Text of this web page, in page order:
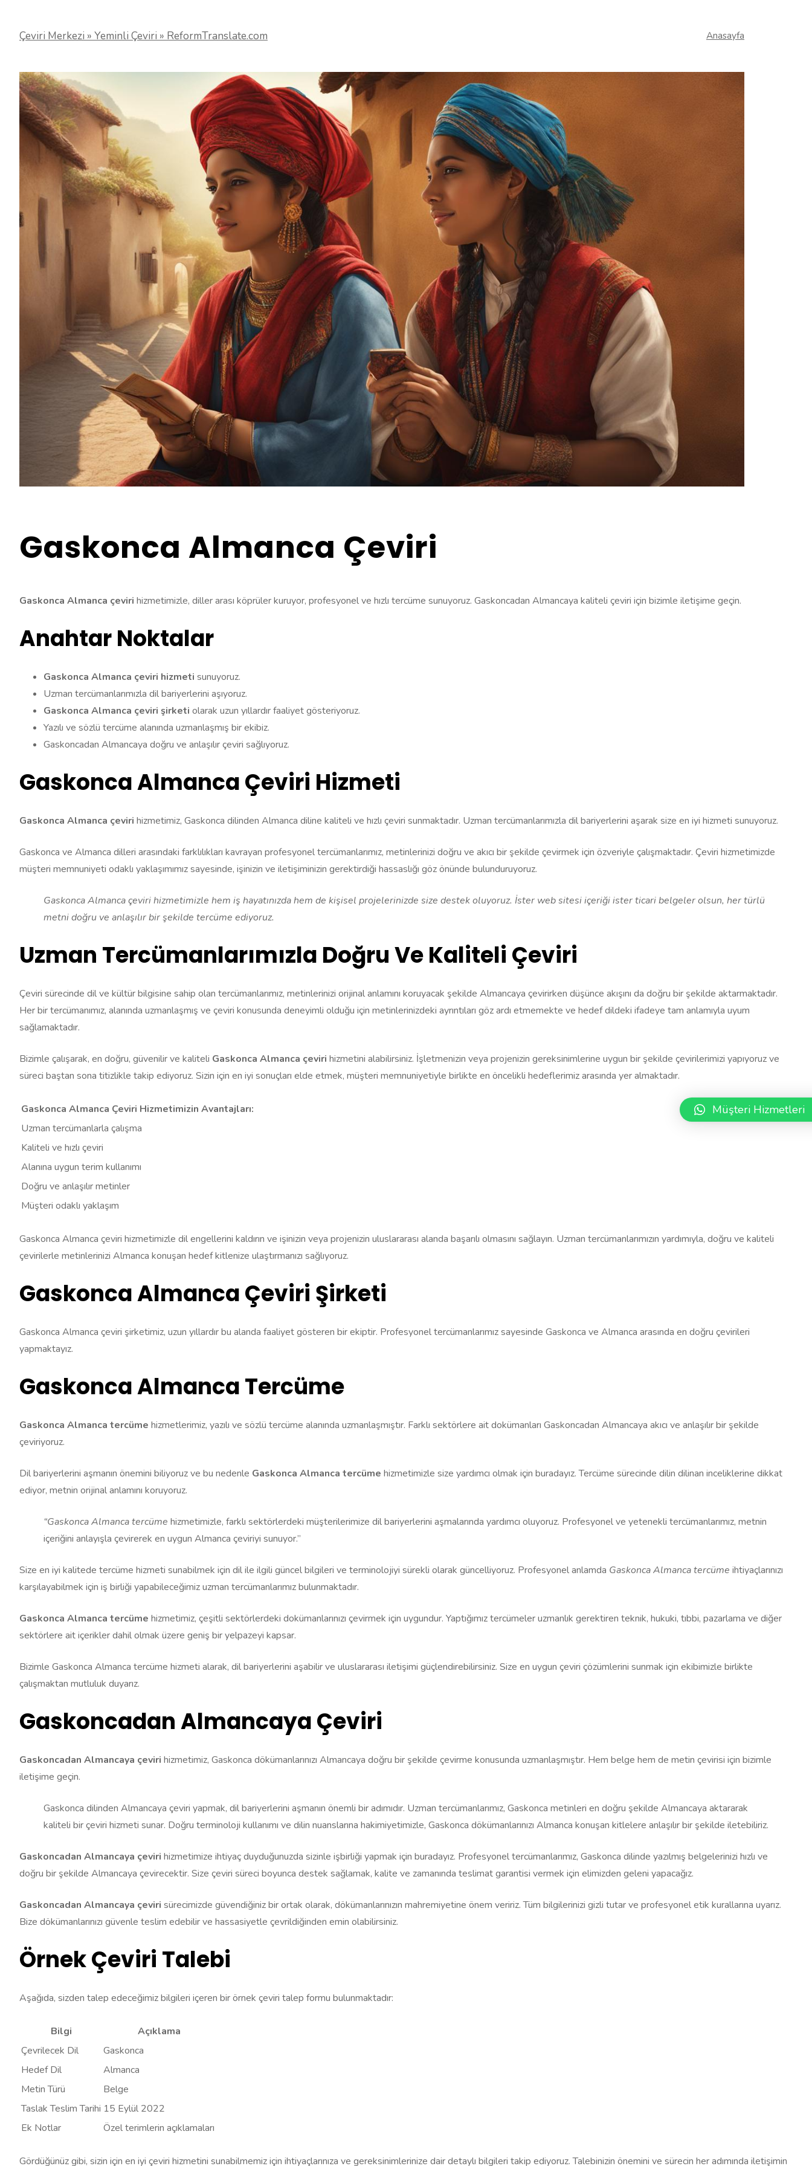
Çeviri Merkezi » Yeminli Çeviri » ReformTranslate.com Anasayfa
Gaskonca Almanca Çeviri
Gaskonca Almanca çeviri hizmetimizle, diller arası köprüler kuruyor, profesyonel ve hızlı tercüme sunuyoruz. Gaskoncadan Almancaya kaliteli çeviri için bizimle iletişime geçin.
Anahtar Noktalar
Gaskonca Almanca çeviri hizmeti sunuyoruz.
Uzman tercümanlarımızla dil bariyerlerini aşıyoruz.
Gaskonca Almanca çeviri şirketi olarak uzun yıllardır faaliyet gösteriyoruz.
Yazılı ve sözlü tercüme alanında uzmanlaşmış bir ekibiz.
Gaskoncadan Almancaya doğru ve anlaşılır çeviri sağlıyoruz.
Gaskonca Almanca Çeviri Hizmeti
Gaskonca Almanca çeviri hizmetimiz, Gaskonca dilinden Almanca diline kaliteli ve hızlı çeviri sunmaktadır. Uzman tercümanlarımızla dil bariyerlerini aşarak size en iyi hizmeti sunuyoruz.
Gaskonca ve Almanca dilleri arasındaki farklılıkları kavrayan profesyonel tercümanlarımız, metinlerinizi doğru ve akıcı bir şekilde çevirmek için özveriyle çalışmaktadır. Çeviri hizmetimizde
müşteri memnuniyeti odaklı yaklaşımımız sayesinde, işinizin ve iletişiminizin gerektirdiği hassaslığı göz önünde bulunduruyoruz.
Gaskonca Almanca çeviri hizmetimizle hem iş hayatınızda hem de kişisel projelerinizde size destek oluyoruz. İster web sitesi içeriği ister ticari belgeler olsun, her türlü
metni doğru ve anlaşılır bir şekilde tercüme ediyoruz.
Uzman Tercümanlarımızla Doğru Ve Kaliteli Çeviri
Çeviri sürecinde dil ve kültür bilgisine sahip olan tercümanlarımız, metinlerinizi orijinal anlamını koruyacak şekilde Almancaya çevirirken düşünce akışını da doğru bir şekilde aktarmaktadır.
Her bir tercümanımız, alanında uzmanlaşmış ve çeviri konusunda deneyimli olduğu için metinlerinizdeki ayrıntıları göz ardı etmemekte ve hedef dildeki ifadeye tam anlamıyla uyum
sağlamaktadır.
Bizimle çalışarak, en doğru, güvenilir ve kaliteli Gaskonca Almanca çeviri hizmetini alabilirsiniz. İşletmenizin veya projenizin gereksinimlerine uygun bir şekilde çevirilerimizi yapıyoruz ve
süreci baştan sona titizlikle takip ediyoruz. Sizin için en iyi sonuçları elde etmek, müşteri memnuniyetiyle birlikte en öncelikli hedeflerimiz arasında yer almaktadır.
Gaskonca Almanca Çeviri Hizmetimizin Avantajları:
Uzman tercümanlarla çalışma
Kaliteli ve hızlı çeviri
Alanına uygun terim kullanımı
Doğru ve anlaşılır metinler
Müşteri odaklı yaklaşım
Gaskonca Almanca çeviri hizmetimizle dil engellerini kaldırın ve işinizin veya projenizin uluslararası alanda başarılı olmasını sağlayın. Uzman tercümanlarımızın yardımıyla, doğru ve kaliteli
çevirilerle metinlerinizi Almanca konuşan hedef kitlenize ulaştırmanızı sağlıyoruz.
Gaskonca Almanca Çeviri Şirketi
Gaskonca Almanca çeviri şirketimiz, uzun yıllardır bu alanda faaliyet gösteren bir ekiptir. Profesyonel tercümanlarımız sayesinde Gaskonca ve Almanca arasında en doğru çevirileri
yapmaktayız.
Gaskonca Almanca Tercüme
Gaskonca Almanca tercüme hizmetlerimiz, yazılı ve sözlü tercüme alanında uzmanlaşmıştır. Farklı sektörlere ait dokümanları Gaskoncadan Almancaya akıcı ve anlaşılır bir şekilde
çeviriyoruz.
Dil bariyerlerini aşmanın önemini biliyoruz ve bu nedenle Gaskonca Almanca tercüme hizmetimizle size yardımcı olmak için buradayız. Tercüme sürecinde dilin dilinan inceliklerine dikkat
ediyor, metnin orijinal anlamını koruyoruz.
“Gaskonca Almanca tercüme hizmetimizle, farklı sektörlerdeki müşterilerimize dil bariyerlerini aşmalarında yardımcı oluyoruz. Profesyonel ve yetenekli tercümanlarımız, metnin
içeriğini anlayışla çevirerek en uygun Almanca çeviriyi sunuyor.”
Size en iyi kalitede tercüme hizmeti sunabilmek için dil ile ilgili güncel bilgileri ve terminolojiyi sürekli olarak güncelliyoruz. Profesyonel anlamda Gaskonca Almanca tercüme ihtiyaçlarınızı
karşılayabilmek için iş birliği yapabileceğimiz uzman tercümanlarımız bulunmaktadır.
Gaskonca Almanca tercüme hizmetimiz, çeşitli sektörlerdeki dokümanlarınızı çevirmek için uygundur. Yaptığımız tercümeler uzmanlık gerektiren teknik, hukuki, tıbbi, pazarlama ve diğer
sektörlere ait içerikler dahil olmak üzere geniş bir yelpazeyi kapsar.
Bizimle Gaskonca Almanca tercüme hizmeti alarak, dil bariyerlerini aşabilir ve uluslararası iletişimi güçlendirebilirsiniz. Size en uygun çeviri çözümlerini sunmak için ekibimizle birlikte
çalışmaktan mutluluk duyarız.
Gaskoncadan Almancaya Çeviri
Gaskoncadan Almancaya çeviri hizmetimiz, Gaskonca dökümanlarınızı Almancaya doğru bir şekilde çevirme konusunda uzmanlaşmıştır. Hem belge hem de metin çevirisi için bizimle
iletişime geçin.
Gaskonca dilinden Almancaya çeviri yapmak, dil bariyerlerini aşmanın önemli bir adımıdır. Uzman tercümanlarımız, Gaskonca metinleri en doğru şekilde Almancaya aktararak
kaliteli bir çeviri hizmeti sunar. Doğru terminoloji kullanımı ve dilin nuanslarına hakimiyetimizle, Gaskonca dökümanlarınızı Almanca konuşan kitlelere anlaşılır bir şekilde iletebiliriz.
Gaskoncadan Almancaya çeviri hizmetimize ihtiyaç duyduğunuzda sizinle işbirliği yapmak için buradayız. Profesyonel tercümanlarımız, Gaskonca dilinde yazılmış belgelerinizi hızlı ve
doğru bir şekilde Almancaya çevirecektir. Size çeviri süreci boyunca destek sağlamak, kalite ve zamanında teslimat garantisi vermek için elimizden geleni yapacağız.
Gaskoncadan Almancaya çeviri sürecimizde güvendiğiniz bir ortak olarak, dökümanlarınızın mahremiyetine önem veririz. Tüm bilgilerinizi gizli tutar ve profesyonel etik kurallarına uyarız.
Bize dökümanlarınızı güvenle teslim edebilir ve hassasiyetle çevrildiğinden emin olabilirsiniz.
Örnek Çeviri Talebi
Aşağıda, sizden talep edeceğimiz bilgileri içeren bir örnek çeviri talep formu bulunmaktadır:
Bilgi
Açıklama
Çevrilecek Dil
Gaskonca
Hedef Dil
Almanca
Metin Türü
Belge
Taslak Teslim Tarihi 15 Eylül 2022
Ek Notlar
Özel terimlerin açıklamaları
Gördüğünüz gibi, sizin için en iyi çeviri hizmetini sunabilmemiz için ihtiyaçlarınıza ve gereksinimlerinize dair detaylı bilgileri takip ediyoruz. Talebinizin önemini ve sürecin her adımında iletişimin
Müşteri Hizmetleri